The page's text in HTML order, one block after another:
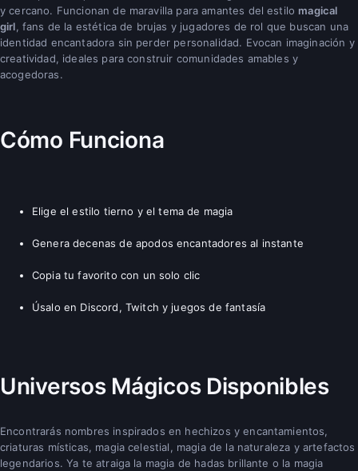
y cercano. Funcionan de maravilla para amantes del estilo magical
girl, fans de la estética de brujas y jugadores de rol que buscan una
identidad encantadora sin perder personalidad. Evocan imaginación y
creatividad, ideales para construir comunidades amables y
acogedoras.
Cómo Funciona
Elige el estilo tierno y el tema de magia
Genera decenas de apodos encantadores al instante
Copia tu favorito con un solo clic
Úsalo en Discord, Twitch y juegos de fantasía
Universos Mágicos Disponibles
Encontrarás nombres inspirados en hechizos y encantamientos,
criaturas místicas, magia celestial, magia de la naturaleza y artefactos
legendarios. Ya te atraiga la magia de hadas brillante o la magia